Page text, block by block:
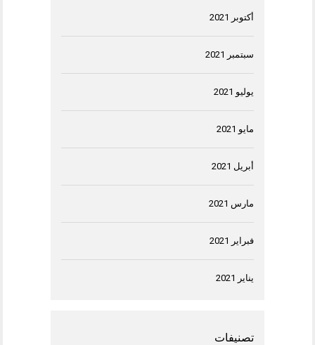
أكتوبر 2021
سبتمبر 2021
يوليو 2021
مايو 2021
أبريل 2021
مارس 2021
فبراير 2021
يناير 2021
تصنيفات